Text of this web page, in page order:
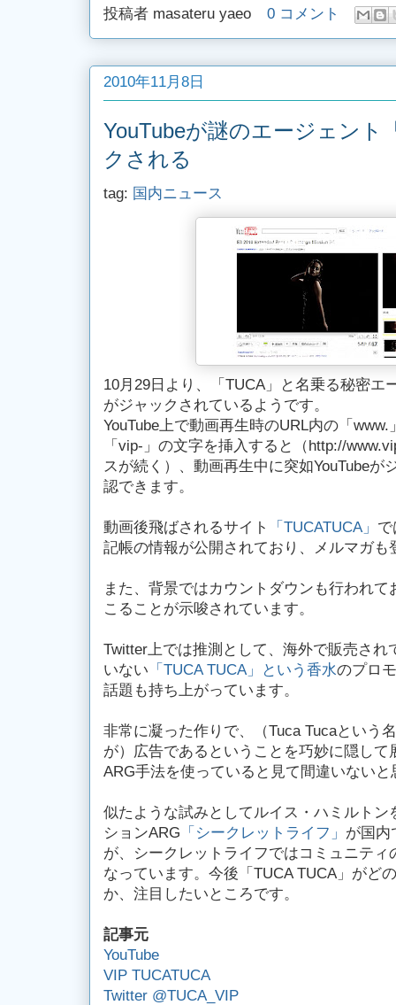
投稿者 masateru yaeo 0 コメント
2010年11月8日
YouTubeが謎のエージェント
クされる
tag: 国内ニュース
10月29日より、「TUCA」と名乗る秘密エ
がジャックされているようです。
YouTube上で動画再生時のURL内の「
「vip-」の文字を挿入すると（http://
スが続く）、動画再生中に突如YouTubeが
認できます。
動画後飛ばされるサイト 「TUCATUCA」 で
記帳の情報が公開されており、メルマガも
また、背景ではカウントダウンも行われ
こることが示唆されています。
Twitter上では推測として、海外で販売され
いない 「TUCA TUCA」という香水のプロ
話題も持ち上がっています。
非常に凝った作りで、（Tuca Tucaという
が）広告であるということを巧妙に隠し
ARG手法を使っていると見て間違いないと
似たような試みとしてルイス・ハミルトン
ションARG 「シークレットライフ」 が国内
が、シークレットライフではコミュニテ
なっています。今後「TUCA TUCA」がど
か、注目したいところです。
記事元
YouTube
VIP TUCATUCA
Twitter @TUCA_VIP